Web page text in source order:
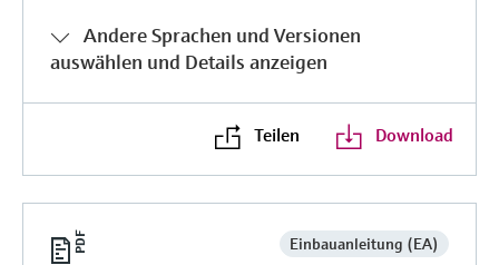
Andere Sprachen und Versionen
auswählen und Details anzeigen
Teilen Download
Einbauanleitung (EA)